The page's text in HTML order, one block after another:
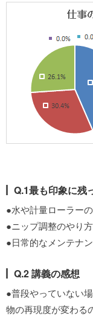
Q.1最も印象に残
●水や計量ローラー
●ニップ調整のやり
●日常的なメンテナ
Q.2 講義の感想
●普段やっていない
物の再現度が変わる